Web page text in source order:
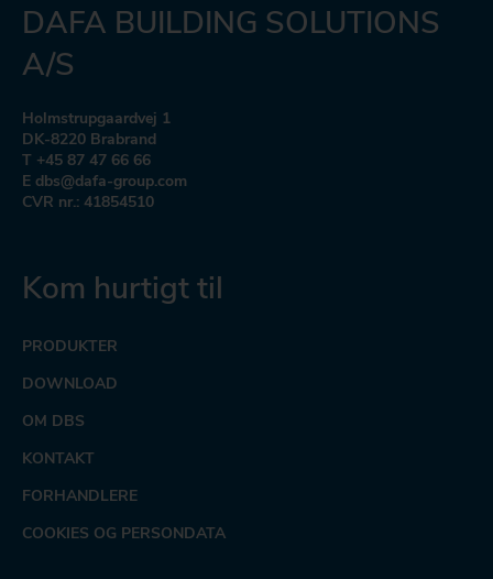
DAFA BUILDING SOLUTIONS
A/S
Holmstrupgaardvej 1
DK-8220 Brabrand
T +45 87 47 66 66
E dbs@dafa-group.com
CVR nr.: 41854510
Kom hurtigt til
PRODUKTER
DOWNLOAD
OM DBS
KONTAKT
FORHANDLERE
COOKIES OG PERSONDATA